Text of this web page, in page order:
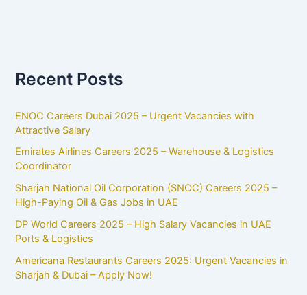
Recent Posts
ENOC Careers Dubai 2025 – Urgent Vacancies with
Attractive Salary
Emirates Airlines Careers 2025 – Warehouse & Logistics
Coordinator
Sharjah National Oil Corporation (SNOC) Careers 2025 –
High-Paying Oil & Gas Jobs in UAE
DP World Careers 2025 – High Salary Vacancies in UAE
Ports & Logistics
Americana Restaurants Careers 2025: Urgent Vacancies in
Sharjah & Dubai – Apply Now!